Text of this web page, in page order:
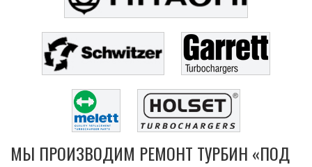
МЫ ПРОИЗВОДИМ РЕМОНТ ТУРБИН «ПОД